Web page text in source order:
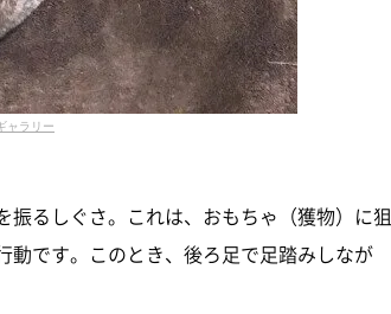
ャラリー
るしぐさ。これは、おもちゃ（獲物）に狙
動です。このとき、後ろ足で足踏みしなが